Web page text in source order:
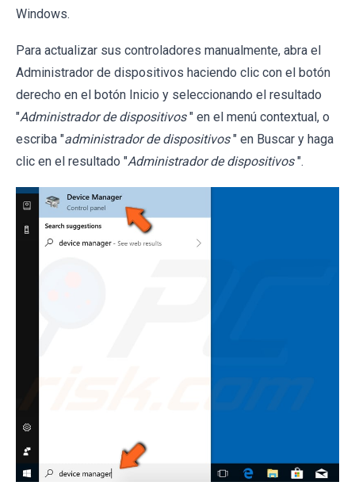
Windows.
Para actualizar sus controladores manualmente, abra el
Administrador de dispositivos haciendo clic con el botón
derecho en el botón Inicio y seleccionando el resultado
"Administrador de dispositivos " en el menú contextual, o
escriba "administrador de dispositivos " en Buscar y haga
clic en el resultado "Administrador de dispositivos ".